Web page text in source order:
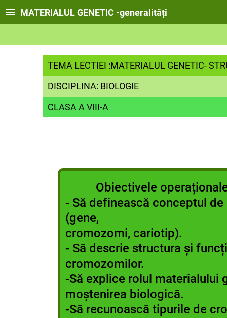
MATERIALUL GENETIC -generalități
TEMA LECTIEI :MATERIALUL GENETIC-
DISCIPLINA: BIOLOGIE
CLASA A VIII-A
Obiectivele
- Să definească conceptul
(gene,
cromozomi, cariotip).
- Să descrie structura și
cromozomilor.
-Să explice rolul materialului
moștenirea biologică.
-Să recunoască tipurile de